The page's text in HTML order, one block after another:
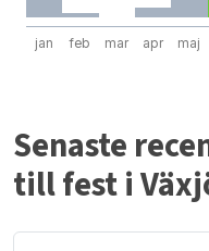
jan feb mar apr maj
Senaste
till fest i